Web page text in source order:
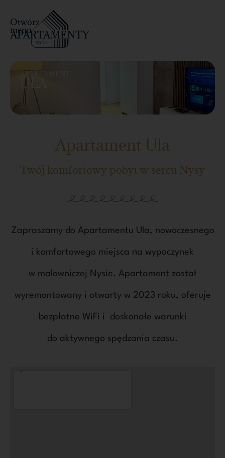
Otwórz
menu
APARTAMENT
ULA
Apartament Ula
Twój komfortowy pobyt w sercu Nysy
Zapraszamy do Apartamentu Ula, nowoczesnego
i komfortowego miejsca na wypoczynek
w malowniczej Nysie. Apartament został
wyremontowany i otwarty w 2023 roku, oferuje
bezpłatne WiFi i doskonałe warunki
do aktywnego spędzania czasu.